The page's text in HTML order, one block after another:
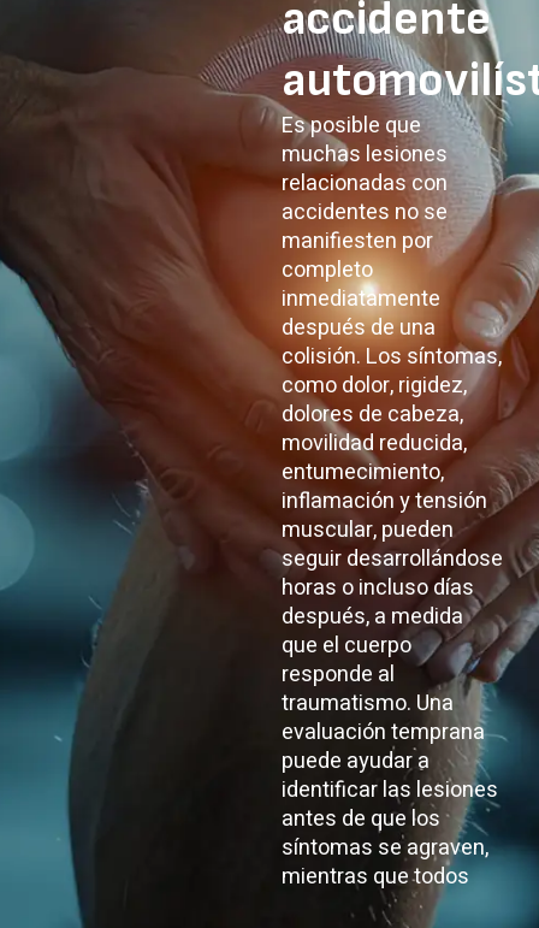
accidente
Es posible que
muchas lesiones
relacionadas con
accidentes no se
manifiesten por
completo
inmediatamente
después de una
colisión. Los síntomas,
como dolor, rigidez,
dolores de cabeza,
movilidad reducida,
entumecimiento,
inflamación y tensión
muscular, pueden
seguir desarrollándose
horas o incluso días
después, a medida
que el cuerpo
responde al
traumatismo. Una
evaluación temprana
puede ayudar a
identificar las lesiones
antes de que los
síntomas se agraven,
mientras que todos